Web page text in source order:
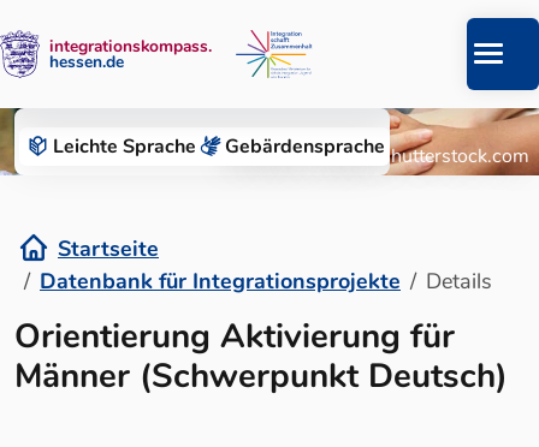
Leichte Sprache Gebärden­sprache
Zum Inhalt springen
integrationskompass.
hessen.de
Datenbank für Integrationsprojekte
© Roman Chazov/Shutterstock.com
Startseite
Datenbank für Integrationsprojekte
Details
Details
Orientierung Aktivierung für
Männer (Schwerpunkt Deutsch)